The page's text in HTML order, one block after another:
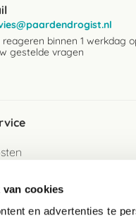
van cookies
en advertenties te
binnen 1 werkdag
gestelde vragen